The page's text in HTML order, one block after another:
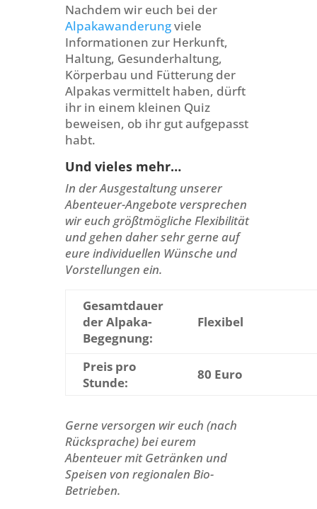
Nachdem wir euch bei der
Alpakawanderungviele
Informationen zur Herkunft,
Haltung, Gesunderhaltung,
Körperbau und Fütterung der
Alpakas vermittelt haben, dürft
ihr in einem kleinen Quiz
beweisen, ob ihr gut aufgepasst
habt.
Und vieles mehr…
In der Ausgestaltung unserer
Abenteuer-Angebote versprechen
wir euch größtmögliche Flexibilität
und gehen daher sehr gerne auf
eure individuellen Wünsche und
Vorstellungen ein.
Gesamtdauer
der Alpaka-
Begegnung:
Flexibel
Preis pro
Stunde:
80 Euro
Gerne versorgen wir euch (nach
Rücksprache) bei eurem
Abenteuer mit Getränken und
Speisen von regionalen Bio-
Betrieben.